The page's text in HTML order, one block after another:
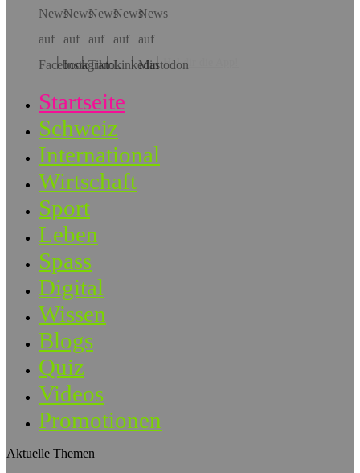
Hol dir die App!
Startseite
Schweiz
International
Wirtschaft
Sport
Leben
Spass
Digital
Wissen
Blogs
Quiz
Videos
Promotionen
Aktuelle Themen